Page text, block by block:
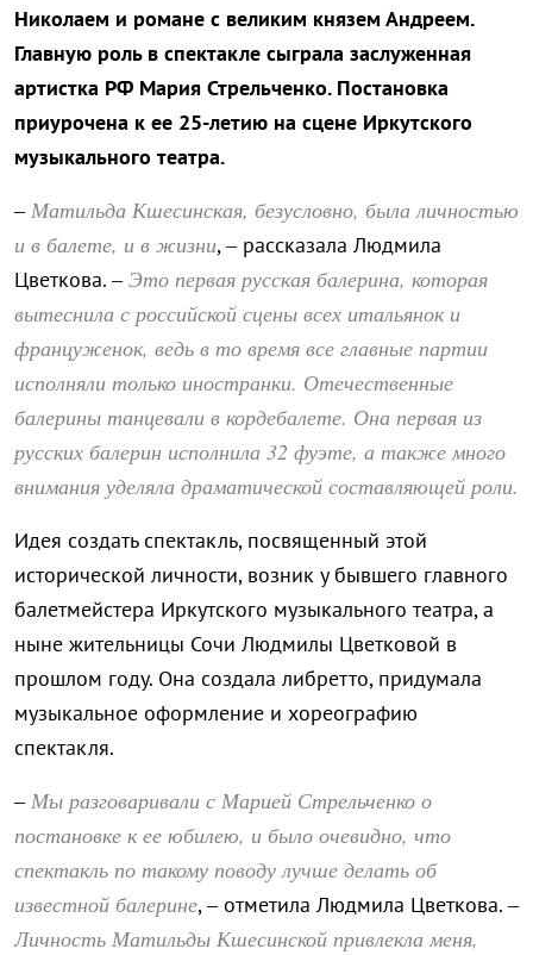
Николаем и романе с великим князем Андреем.
Главную роль в спектакле сыграла заслуженная
артистка РФ Мария Стрельченко. Постановка
приурочена к ее 25-летию на сцене Иркутского
музыкального театра.
–Матильда Кшесинская, безусловно, была личностью
и в балете, и в жизни, – рассказала Людмила
Цветкова. –Это первая русская балерина, которая
вытеснила с российской сцены всех итальянок и
француженок, ведь в то время все главные партии
исполняли только иностранки. Отечественные
балерины танцевали в кордебалете. Она первая из
русских балерин исполнила 32 фуэте, а также много
внимания уделяла драматической составляющей роли.
Идея создать спектакль, посвященный этой
исторической личности, возник у бывшего главного
балетмейстера Иркутского музыкального театра, а
ныне жительницы Сочи Людмилы Цветковой в
прошлом году. Она создала либретто, придумала
музыкальное оформление и хореографию
спектакля.
–Мы разговаривали с Марией Стрельченко о
постановке к ее юбилею, и было очевидно, что
спектакль по такому поводу лучше делать об
известной балерине, – отметила Людмила Цветкова. –
Личность Матильды Кшесинской привлекла меня,